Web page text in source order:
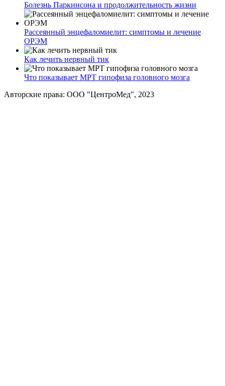
Болезнь Паркинсона и продолжительность жизни
Рассеянный энцефаломиелит: симптомы и лечение
ОРЭМ
Как лечить нервный тик
Что показывает МРТ гипофиза головного мозга
Авторские права: ООО "ЦентроМед", 2023